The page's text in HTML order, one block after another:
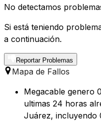
No detectamos
Si está teniendo
a continuación.
Reportar Problemas
Mapa de Fallos
Megacable genero
ultimas 24 horas
Juárez, incluyendo